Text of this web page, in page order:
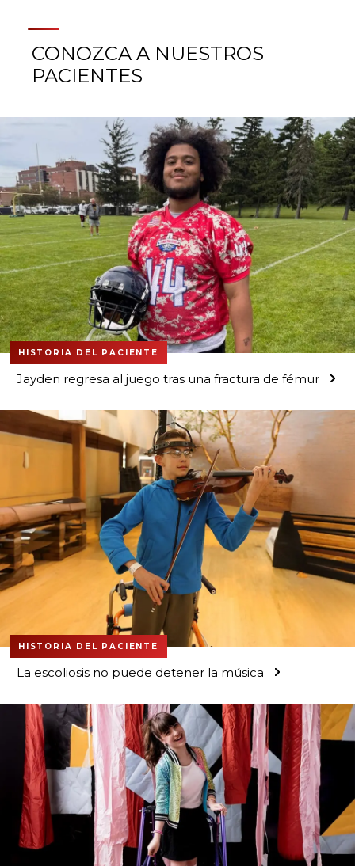
CONOZCA A NUESTROS
PACIENTES
HISTORIA DEL PACIENTE
Jayden regresa al juego tras una fractura de fémur
HISTORIA DEL PACIENTE
La escoliosis no puede detener la música